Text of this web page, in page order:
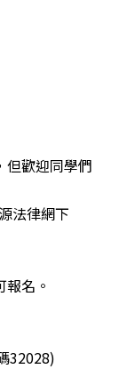
但歡迎同學們
法律網下
名。
32028)